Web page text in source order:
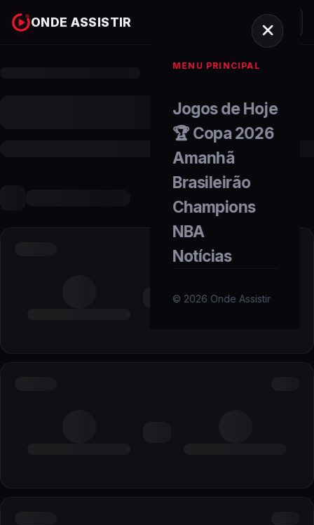
ONDE ASSISTIR
MENU PRINCIPAL
Jogos de Hoje
🏆 Copa 2026
Amanhã
Brasileirão
Champions
NBA
Notícias
© 2026 Onde Assistir